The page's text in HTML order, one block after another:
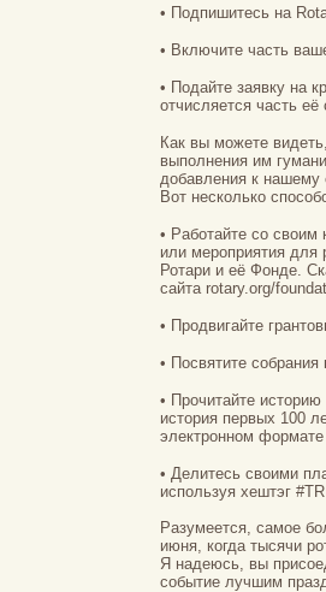
• Подпишитесь на
• Включите часть
• Подайте заявку на
отчисляется часть
Как вы можете
выполнения им
добавления к нашему
Вот несколько
• Работайте со
или мероприятия для
Ротари и её Фонде.
сайта rotary.org/
• Продвигайте
• Посвятите
• Прочитайте
история первых 100
электронном
• Делитесь своими
используя хештэг
Разумеется, самое
июня, когда тысячи
Я надеюсь, вы
событие лучшим